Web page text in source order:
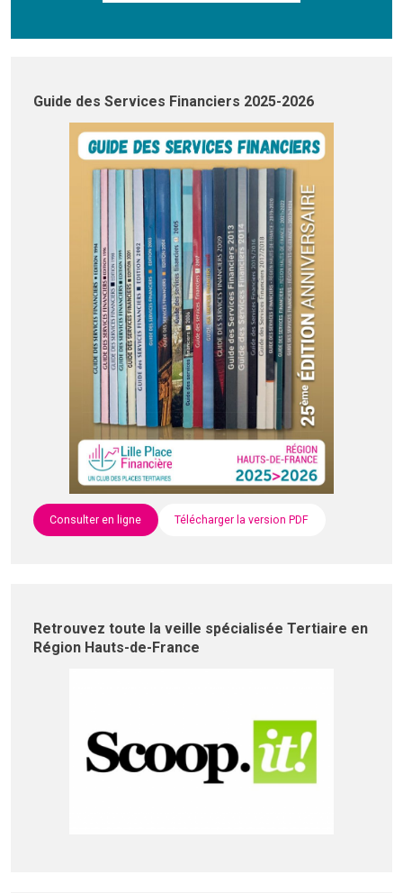
Guide des Services Financiers 2025-2026
Consulter en ligne Télécharger la version PDF
Retrouvez toute la veille spécialisée Tertiaire en
Région Hauts-de-France